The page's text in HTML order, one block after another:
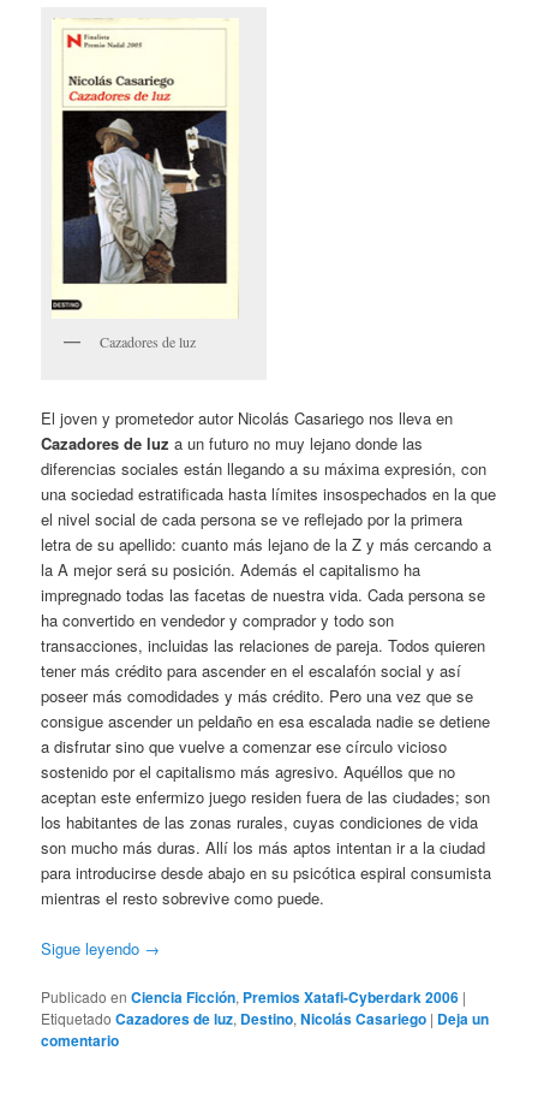
Cazadores de luz
El joven y prometedor autor Nicolás Casariego nos lleva en
Cazadores de luz a un futuro no muy lejano donde las
diferencias sociales están llegando a su máxima expresión, con
una sociedad estratificada hasta límites insospechados en la que
el nivel social de cada persona se ve reflejado por la primera
letra de su apellido: cuanto más lejano de la Z y más cercando a
la A mejor será su posición. Además el capitalismo ha
impregnado todas las facetas de nuestra vida. Cada persona se
ha convertido en vendedor y comprador y todo son
transacciones, incluidas las relaciones de pareja. Todos quieren
tener más crédito para ascender en el escalafón social y así
poseer más comodidades y más crédito. Pero una vez que se
consigue ascender un peldaño en esa escalada nadie se detiene
a disfrutar sino que vuelve a comenzar ese círculo vicioso
sostenido por el capitalismo más agresivo. Aquéllos que no
aceptan este enfermizo juego residen fuera de las ciudades; son
los habitantes de las zonas rurales, cuyas condiciones de vida
son mucho más duras. Allí los más aptos intentan ir a la ciudad
para introducirse desde abajo en su psicótica espiral consumista
mientras el resto sobrevive como puede.
Sigue leyendo →
Publicado en Ciencia Ficción, Premios Xatafi-Cyberdark 2006 |
Etiquetado Cazadores de luz, Destino,Nicolás Casariego | Deja un
comentario